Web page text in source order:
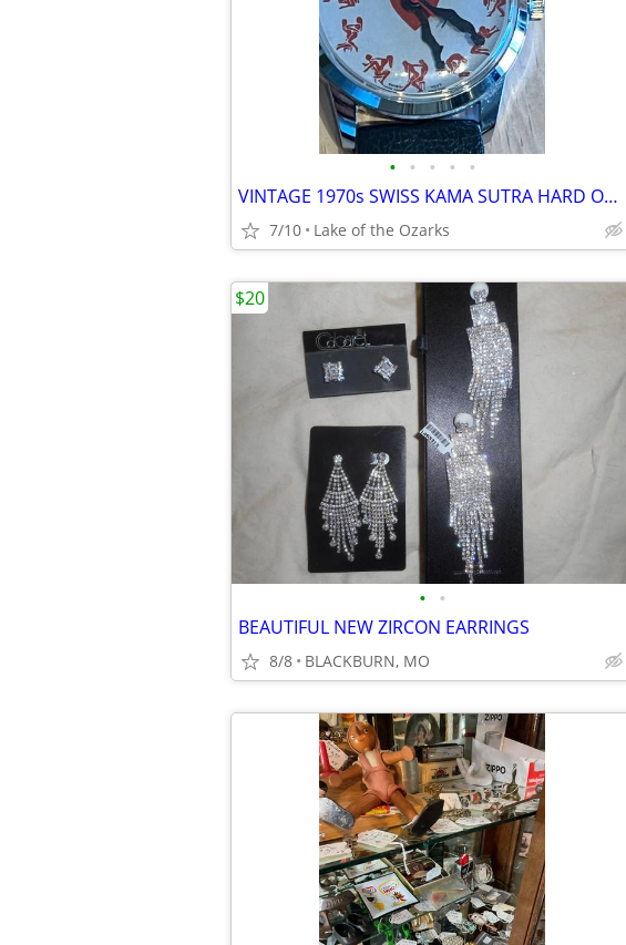
• • • • •
VINTAGE 1970s SWISS KAMA SUTRA HARD ON SEXUAL POSITIONS ADULT NOVELTY
7/10 Lake of the Ozarks
• •
BEAUTIFUL NEW ZIRCON EARRINGS
8/8 BLACKBURN, MO
$20